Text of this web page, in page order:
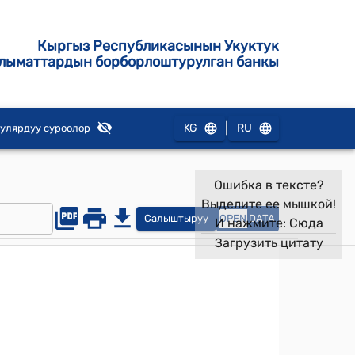
Кыргыз Республикасынын Укуктук
борборлоштурулган банкы
суроолор KG RU
Салыштыруу OPEN DATA
Ошибка в тексте?
Выделите ее мышкой!
И нажмите: Сюда
Загрузить цитату